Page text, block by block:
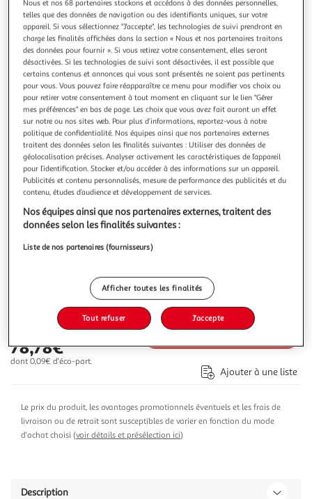
précédentesuivante
MEDISANA
Dossier massant Shiatsu sans fil MC500
La durée de garantie est de 2 ans. Caractéristique générale
Type de produit Dossier massant Alimentation
Rechargeable Hauteur de l'assise 49 Coloris Noir Nombre
de programmes 2 programmes Massage Shiatsu Bas du
dos Non Haut du dos Non Dos complet Oui Procédé Shia
En savoir +
Vendu par 2KINGS
Livraison dès 6/7 jours
4,99€
Plus d'options
Vendu par2KINGS
Livraison dès 6/7 jours
Plus d'options
Vendu parMultishop 105,44€
78,78€
dont 0,09€ d'éco-part.
Ajouter à une liste
Le prix du produit, les avantages promotionnels éventuels et les frais de
livraison ou de retrait sont susceptibles de varier en fonction du mode
d'achat choisi (voir détails et présélection ici)
Description
Nous et nos 68 partenaires stockons et accédons à des données personnelles,
telles que des données de navigation ou des identifiants uniques, sur votre
appareil. Si vous sélectionnez "J'accepte", les technologies de suivi prendront en
charge les finalités affichées dans la section « Nous et nos partenaires traitons
des données pour fournir ». Si vous retirez votre consentement, elles seront
désactivées. Si les technologies de suivi sont désactivées, il est possible que
certains contenus et annonces qui vous sont présentés ne soient pas pertinents
pour vous. Vous pouvez faire réapparaître ce menu pour modifier vos choix ou
pour retirer votre consentement à tout moment en cliquant sur le lien "Gérer
mes préférences" en bas de page. Les choix que vous avez fait auront un effet
sur notre ou nos sites web. Pour plus d’informations, reportez-vous à notre
politique de confidentialité. Nos équipes ainsi que nos partenaires externes
traitent des données selon les finalités suivantes : Utiliser des données de
géolocalisation précises. Analyser activement les caractéristiques de l’appareil
pour l’identification. Stocker et/ou accéder à des informations sur un appareil.
Publicités et contenu personnalisés, mesure de performance des publicités et du
contenu, études d’audience et développement de services.
Nos équipes ainsi que nos partenaires externes, traitent des
données selon les finalités suivantes :
Liste de nos partenaires (fournisseurs)
Afficher toutes les finalités
Tout refuser J'accepte